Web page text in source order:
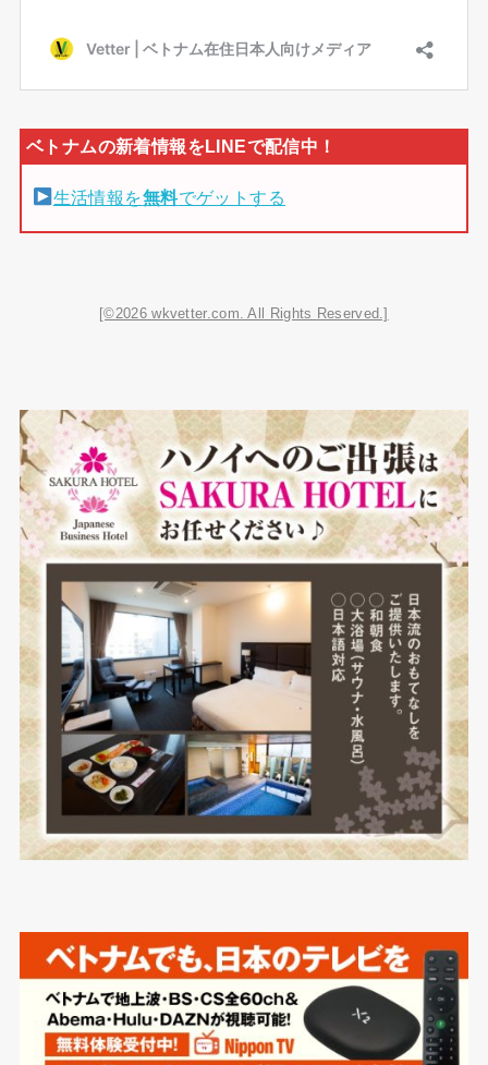
生活情報を無料でゲットする
[©2026 wkvetter.com. All Rights Reserved.]